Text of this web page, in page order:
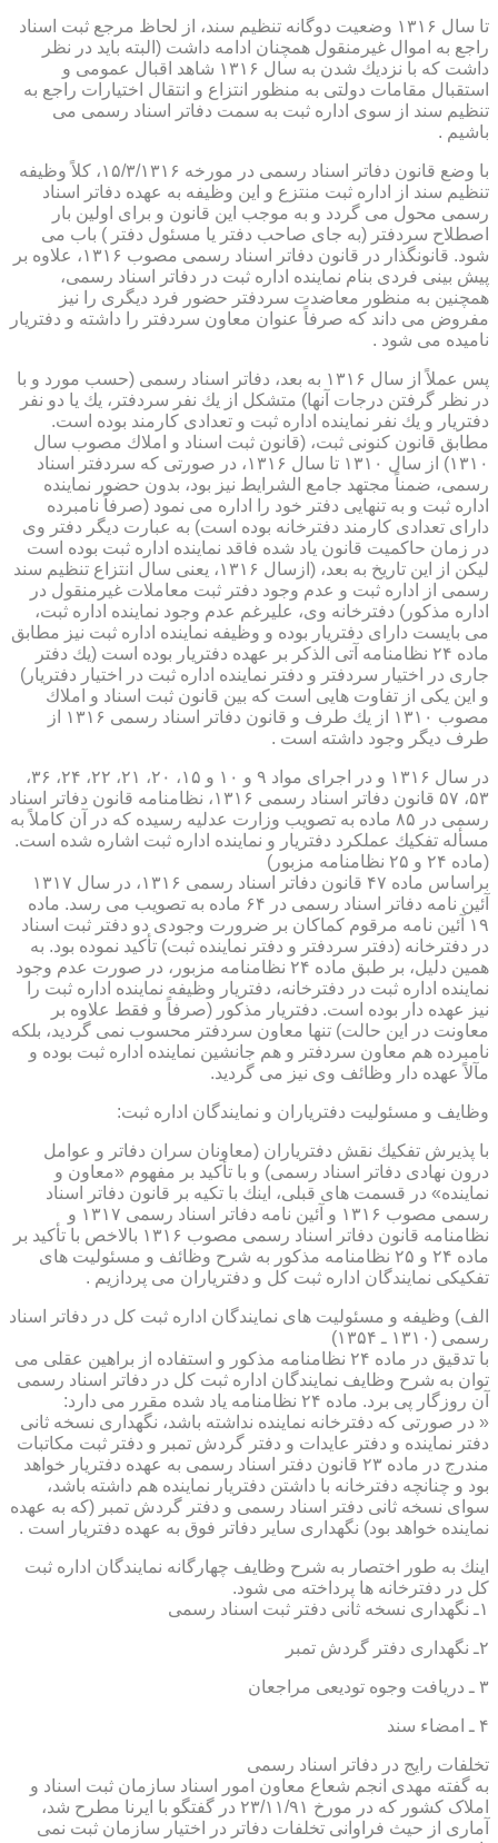
تا سال ۱۳۱۶ وضعیت دوگانه تنظیم سند، از لحاظ مرجع ثبت اسناد
راجع به اموال غیرمنقول همچنان ادامه داشت (البته باید در نظر
داشت كه با نزدیك شدن به سال ۱۳۱۶ شاهد اقبال عمومی و
استقبال مقامات دولتی به منظور انتزاع و انتقال اختیارات راجع به
تنظیم سند از سوی اداره ثبت به سمت دفاتر اسناد رسمی می
باشیم .
با وضع قانون دفاتر اسناد رسمی در مورخه ۱۵/۳/۱۳۱۶، كلاً وظیفه
تنظیم سند از اداره ثبت منتزع و این وظیفه به عهده دفاتر اسناد
رسمی محول می گردد و به موجب این قانون و برای اولین بار
اصطلاح سردفتر (به جای صاحب دفتر یا مسئول دفتر ) باب می
شود. قانونگذار در قانون دفاتر اسناد رسمی مصوب ۱۳۱۶، علاوه بر
پیش بینی فردی بنام نماینده اداره ثبت در دفاتر اسناد رسمی،
همچنین به منظور معاضدت سردفتر حضور فرد دیگری را نیز
مفروض می داند كه صرفاً عنوان معاون سردفتر را داشته و دفتریار
نامیده می شود .
پس عملاً از سال ۱۳۱۶ به بعد، دفاتر اسناد رسمی (حسب مورد و با
در نظر گرفتن درجات آنها) متشكل از یك نفر سردفتر، یك یا دو نفر
دفتریار و یك نفر نماینده اداره ثبت و تعدادی كارمند بوده است.
مطابق قانون كنونی ثبت، (قانون ثبت اسناد و املاك مصوب سال
۱۳۱۰) از سال ۱۳۱۰ تا سال ۱۳۱۶، در صورتی كه سردفتر اسناد
رسمی، ضمناً مجتهد جامع الشرایط نیز بود، بدون حضور نماینده
اداره ثبت و به تنهایی دفتر خود را اداره می نمود (صرفاً نامبرده
دارای تعدادی كارمند دفترخانه بوده است) به عبارت دیگر دفتر وی
در زمان حاكمیت قانون یاد شده فاقد نماینده اداره ثبت بوده است
لیكن از این تاریخ به بعد، (ازسال ۱۳۱۶، یعنی سال انتزاع تنظیم سند
رسمی از اداره ثبت و عدم وجود دفتر ثبت معاملات غیرمنقول در
اداره مذكور) دفترخانه وی، علیرغم عدم وجود نماینده اداره ثبت،
می بایست دارای دفتریار بوده و وظیفه نماینده اداره ثبت نیز مطابق
ماده ۲۴ نظامنامه آتی الذكر بر عهده دفتریار بوده است (یك دفتر
جاری در اختیار سردفتر و دفتر نماینده اداره ثبت در اختیار دفتریار)
و این یكی از تفاوت هایی است كه بین قانون ثبت اسناد و املاك
مصوب ۱۳۱۰ از یك طرف و قانون دفاتر اسناد رسمی ۱۳۱۶ از
طرف دیگر وجود داشته است .
در سال ۱۳۱۶ و در اجرای مواد ۹ و ۱۰ و ۱۵، ۲۰، ۲۱، ۲۲، ۲۴، ۳۶،
۵۳، ۵۷ قانون دفاتر اسناد رسمی ۱۳۱۶، نظامنامه قانون دفاتر اسناد
رسمی در ۸۵ ماده به تصویب وزارت عدلیه رسیده كه در آن كاملاً به
مسأله تفكیك عملكرد دفتریار و نماینده اداره ثبت اشاره شده است.
(ماده ۲۴ و ۲۵ نظامنامه مزبور)
براساس ماده ۴۷ قانون دفاتر اسناد رسمی ۱۳۱۶، در سال ۱۳۱۷
آئین نامه دفاتر اسناد رسمی در ۶۴ ماده به تصویب می رسد. ماده
۱۹ آئین نامه مرقوم كماكان بر ضرورت وجودی دو دفتر ثبت اسناد
در دفترخانه (دفتر سردفتر و دفتر نماینده ثبت) تأكید نموده بود. به
همین دلیل، بر طبق ماده ۲۴ نظامنامه مزبور، در صورت عدم وجود
نماینده اداره ثبت در دفترخانه، دفتریار وظیفه نماینده اداره ثبت را
نیز عهده دار بوده است. دفتریار مذكور (صرفاً و فقط علاوه بر
معاونت در این حالت) تنها معاون سردفتر محسوب نمی گردید، بلكه
نامبرده هم معاون سردفتر و هم جانشین نماینده اداره ثبت بوده و
مآلاً عهده دار وظائف وی نیز می گردید.
وظایف و مسئولیت دفتریاران و نمایندگان اداره ثبت:
با پذیرش تفكیك نقش دفتریاران (معاونان سران دفاتر و عوامل
درون نهادی دفاتر اسناد رسمی) و با تأكید بر مفهوم «معاون و
نماینده» در قسمت های قبلی، اینك با تكیه بر قانون دفاتر اسناد
رسمی مصوب ۱۳۱۶ و آئین نامه دفاتر اسناد رسمی ۱۳۱۷ و
نظامنامه قانون دفاتر اسناد رسمی مصوب ۱۳۱۶ بالاخص با تأكید بر
ماده ۲۴ و ۲۵ نظامنامه مذكور به شرح وظائف و مسئولیت های
تفكیكی نمایندگان اداره ثبت كل و دفتریاران می پردازیم .
الف) وظیفه و مسئولیت های نمایندگان اداره ثبت كل در دفاتر اسناد
رسمی (۱۳۱۰ ـ ۱۳۵۴)
با تدقیق در ماده ۲۴ نظامنامه مذكور و استفاده از براهین عقلی می
توان به شرح وظایف نمایندگان اداره ثبت كل در دفاتر اسناد رسمی
آن روزگار پی برد. ماده ۲۴ نظامنامه یاد شده مقرر می دارد:
« در صورتی كه دفترخانه نماینده نداشته باشد، نگهداری نسخه ثانی
دفتر نماینده و دفتر عایدات و دفتر گردش تمبر و دفتر ثبت مكاتبات
مندرج در ماده ۲۳ قانون دفتر اسناد رسمی به عهده دفتریار خواهد
بود و چنانچه دفترخانه با داشتن دفتریار نماینده هم داشته باشد،
سوای نسخه ثانی دفتر اسناد رسمی و دفتر گردش تمبر (كه به عهده
نماینده خواهد بود) نگهداری سایر دفاتر فوق به عهده دفتریار است .
اینك به طور اختصار به شرح وظایف چهارگانه نمایندگان اداره ثبت
كل در دفترخانه ها پرداخته می شود.
۱ـ نگهداری نسخه ثانی دفتر ثبت اسناد رسمی
۲ـ نگهداری دفتر گردش تمبر
۳ ـ دریافت وجوه تودیعی مراجعان
۴ ـ امضاء سند
تخلفات رایج در دفاتر اسناد رسمی
به گفته مهدی انجم شعاع معاون امور اسناد سازمان ثبت اسناد و
املاک کشور که در مورخ ۲۳/۱۱/۹۱ در گفتگو با ایرنا مطرح شد،
آماری از حیث فراوانی تخلفات دفاتر در اختیار سازمان ثبت نمی